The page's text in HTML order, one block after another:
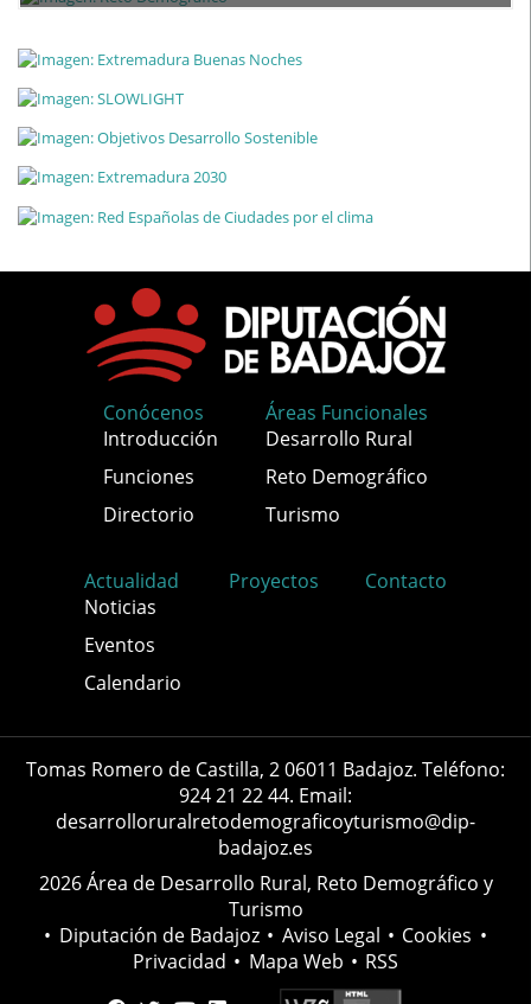
Conócenos
Introducción
Funciones
Directorio
Áreas Funcionales
Desarrollo Rural
Reto Demográfico
Turismo
Actualidad
Noticias
Eventos
Calendario
Proyectos Contacto
Tomas Romero de Castilla, 2 06011 Badajoz. Teléfono:
924 21 22 44. Email:
desarrolloruralretodemograficoyturismo@dip-
badajoz.es
2026 Área de Desarrollo Rural, Reto Demográfico y
Turismo
• Diputación de Badajoz • Aviso Legal • Cookies •
Privacidad • Mapa Web • RSS